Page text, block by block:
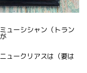
ューシシャン（トラン
ュークリアスは（要は